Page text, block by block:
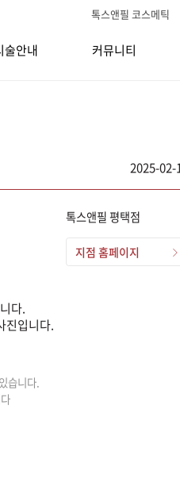
톡스앤필 코스메틱
술안내 커뮤니티
2025-02-
다.
진입니다.
습니다.
톡스앤필 평택점
지점 홈페이지